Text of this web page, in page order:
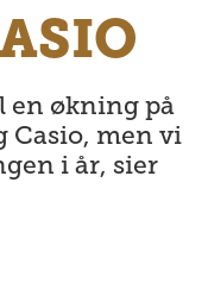
en økning på
Casio, men vi
i år, sier